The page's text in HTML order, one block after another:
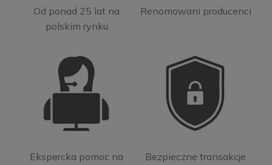
Od ponad 25 lat na
polskim rynku
Renomowani producenci
Ekspercka pomoc na
Bezpieczne transakcje